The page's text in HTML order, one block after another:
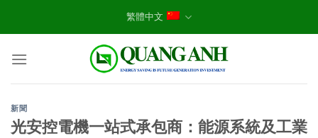
繁體中文
新聞
光安控電機一站式承包商：能源系統及工業